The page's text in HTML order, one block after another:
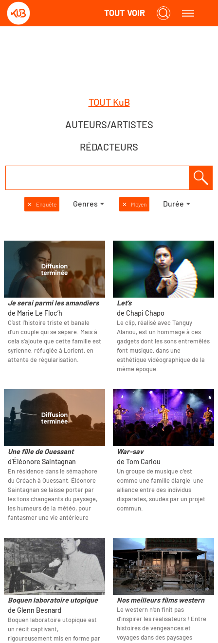
TOUT VOIR
TOUT KuB
AUTEURS/ARTISTES
RÉDACTEURS
✕ Enquête Genres ✕ Moyen Durée
Je serai parmi les amandiers
de Marie Le Floc’h
C’est l’histoire triste et banale
d’un couple qui se sépare. Mais à
cela s’ajoute que cette famille est
syrienne, réfugiée à Lorient, en
attente de régularisation.
Let’s
de Chapi Chapo
Le clip, réalisé avec Tanguy
Alanou, est un hommage à ces
gadgets dont les sons entremêlés
font musique, dans une
esthétique vidéographique de la
même époque.
Une fille de Ouessant
d'Éléonore Saintagnan
En résidence dans le sémaphore
du Créach à Ouessant, Éléonore
Saintagnan se laisse porter par
les tons changeants du paysage,
les humeurs de la météo, pour
fantasmer une vie antérieure
War-sav
de Tom Cariou
Un groupe de musique c’est
comme une famille élargie, une
alliance entre des individus
disparates, soudés par un projet
commun.
Boquen laboratoire utopique
de Glenn Besnard
Boquen laboratoire utopique est
un récit captivant,
rigoureusement mis en forme par
Nos meilleurs films western
Le western n'en finit pas
d'inspirer les réalisateurs ! Entre
histoires de vengeances et
voyages dans des paysages